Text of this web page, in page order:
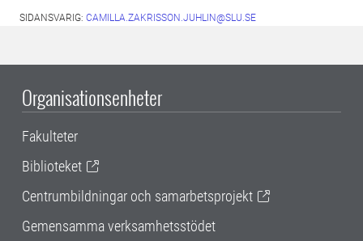
SIDANSVARIG: CAMILLA.ZAKRISSON.JUHLIN@SLU.SE
Organisationsenheter
Fakulteter
Biblioteket
Centrumbildningar och samarbetsprojekt
Gemensamma verksamhetsstödet